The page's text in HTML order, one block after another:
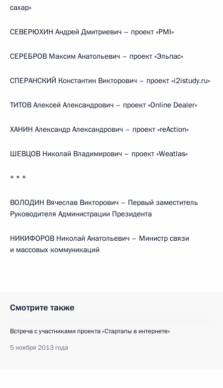
сахар»
СЕВЕРЮХИН Андрей Дмитриевич – проект «PMI»
СЕРЕБРОВ Максим Анатольевич – проект «Эльпас»
СПЕРАНСКИЙ Константин Викторович – проект «i2istudy.ru»
ТИТОВ Алексей Александрович – проект «Online Dealer»
ХАНИН Александр Александрович – проект «reAction»
ШЕВЦОВ Николай Владимирович – проект «Weatlas»
* * *
ВОЛОДИН Вячеслав Викторович – Первый заместитель
Руководителя Администрации Президента
НИКИФОРОВ Николай Анатольевич – Министр связи
и массовых коммуникаций
Смотрите также
Встреча с участниками проекта «Стартапы в интернете»
5 ноября 2013 года